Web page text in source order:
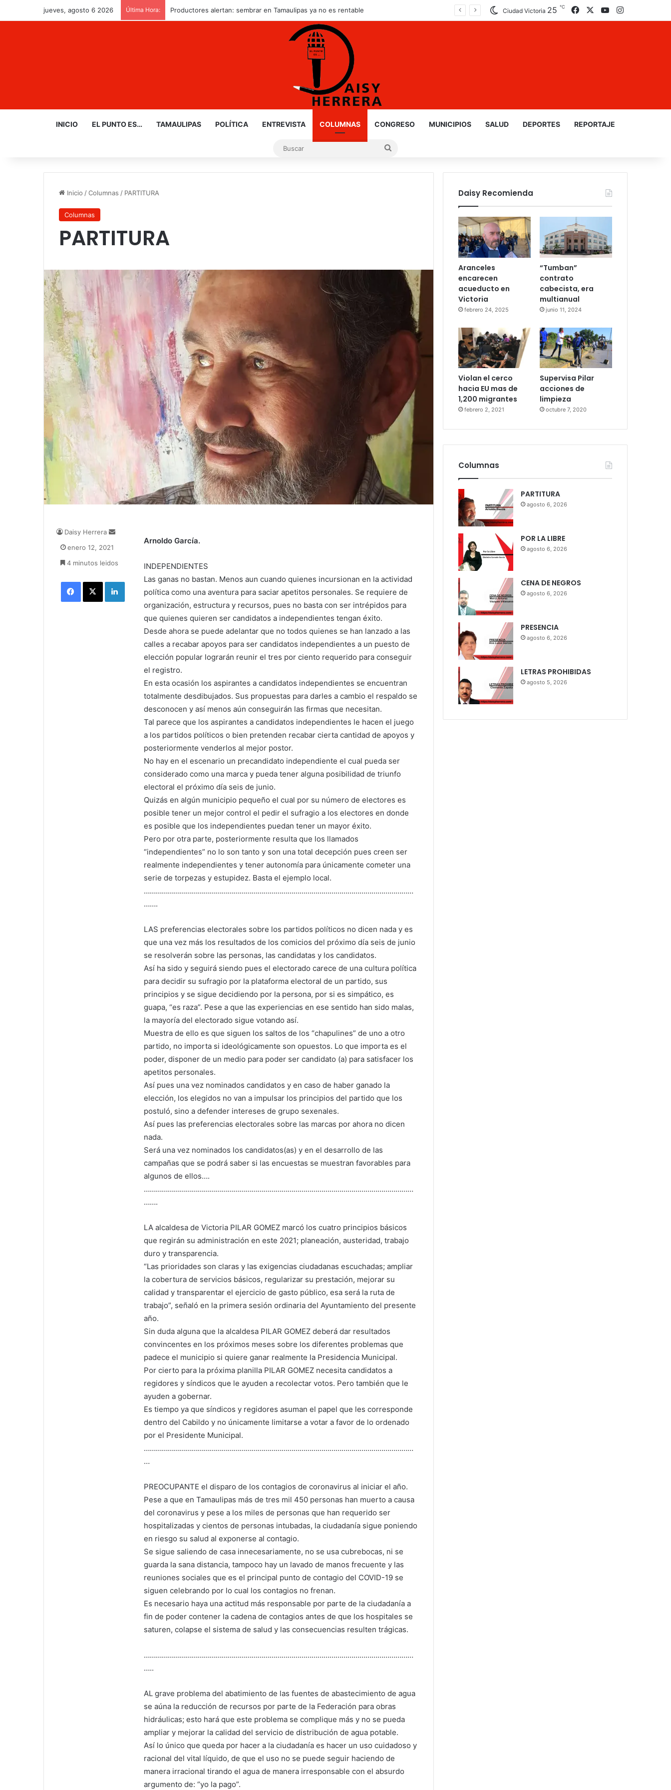
jueves, agosto 6 2026 Última Hora: Productores alertan: sembrar en Tamaulipas ya no es rentable Ciudad Victoria 25 ℃ Facebook YouTube
INICIO EL PUNTO ES… TAMAULIPAS POLÍTICA ENTREVISTA COLUMNAS CONGRESO MUNICIPIOS SALUD DEPORTES REPORTAJE
Inicio /Columnas / PARTITURA
Columnas
PARTITURA
Arnoldo García.
INDEPENDIENTES
Las ganas no bastan. Menos aun cuando quienes incursionan en la actividad
política como una aventura para saciar apetitos personales. Se requiere de
organización, estructura y recursos, pues no basta con ser intrépidos para
que quienes quieren ser candidatos a independientes tengan éxito.
Desde ahora se puede adelantar que no todos quienes se han lanzado a las
calles a recabar apoyos para ser candidatos independientes a un puesto de
elección popular lograrán reunir el tres por ciento requerido para conseguir
el registro.
En esta ocasión los aspirantes a candidatos independientes se encuentran
totalmente desdibujados. Sus propuestas para darles a cambio el respaldo se
desconocen y así menos aún conseguirán las firmas que necesitan.
Tal parece que los aspirantes a candidatos independientes le hacen el juego
a los partidos políticos o bien pretenden recabar cierta cantidad de apoyos y
posteriormente venderlos al mejor postor.
No hay en el escenario un precandidato independiente el cual pueda ser
considerado como una marca y pueda tener alguna posibilidad de triunfo
electoral el próximo día seis de junio.
Quizás en algún municipio pequeño el cual por su número de electores es
posible tener un mejor control el pedir el sufragio a los electores en donde
es posible que los independientes puedan tener un mayor éxito.
Pero por otra parte, posteriormente resulta que los llamados
“independientes” no lo son tanto y son una total decepción pues creen ser
realmente independientes y tener autonomía para únicamente cometer una
serie de torpezas y estupidez. Basta el ejemplo local.
………………………………………………………………………………………………………………………
…….
LAS preferencias electorales sobre los partidos políticos no dicen nada y es
que una vez más los resultados de los comicios del próximo día seis de junio
se resolverán sobre las personas, las candidatas y los candidatos.
Así ha sido y seguirá siendo pues el electorado carece de una cultura política
para decidir su sufragio por la plataforma electoral de un partido, sus
principios y se sigue decidiendo por la persona, por si es simpático, es
guapa, “es raza”. Pese a que las experiencias en ese sentido han sido malas,
la mayoría del electorado sigue votando así.
Muestra de ello es que siguen los saltos de los “chapulines” de uno a otro
partido, no importa si ideológicamente son opuestos. Lo que importa es el
poder, disponer de un medio para poder ser candidato (a) para satisfacer los
apetitos personales.
Así pues una vez nominados candidatos y en caso de haber ganado la
elección, los elegidos no van a impulsar los principios del partido que los
postuló, sino a defender intereses de grupo sexenales.
Así pues las preferencias electorales sobre las marcas por ahora no dicen
nada.
Será una vez nominados los candidatos(as) y en el desarrollo de las
campañas que se podrá saber si las encuestas se muestran favorables para
algunos de ellos….
………………………………………………………………………………………………………………………
…….
LA alcaldesa de Victoria PILAR GOMEZ marcó los cuatro principios básicos
que regirán su administración en este 2021; planeación, austeridad, trabajo
duro y transparencia.
“Las prioridades son claras y las exigencias ciudadanas escuchadas; ampliar
la cobertura de servicios básicos, regularizar su prestación, mejorar su
calidad y transparentar el ejercicio de gasto público, esa será la ruta de
trabajo”, señaló en la primera sesión ordinaria del Ayuntamiento del presente
año.
Sin duda alguna que la alcaldesa PILAR GOMEZ deberá dar resultados
convincentes en los próximos meses sobre los diferentes problemas que
padece el municipio si quiere ganar realmente la Presidencia Municipal.
Por cierto para la próxima planilla PILAR GOMEZ necesita candidatos a
regidores y síndicos que le ayuden a recolectar votos. Pero también que le
ayuden a gobernar.
Es tiempo ya que síndicos y regidores asuman el papel que les corresponde
dentro del Cabildo y no únicamente limitarse a votar a favor de lo ordenado
por el Presidente Municipal.
………………………………………………………………………………………………………………………
…
PREOCUPANTE el disparo de los contagios de coronavirus al iniciar el año.
Pese a que en Tamaulipas más de tres mil 450 personas han muerto a causa
del coronavirus y pese a los miles de personas que han requerido ser
hospitalizadas y cientos de personas intubadas, la ciudadanía sigue poniendo
en riesgo su salud al exponerse al contagio.
Se sigue saliendo de casa innecesariamente, no se usa cubrebocas, ni se
guarda la sana distancia, tampoco hay un lavado de manos frecuente y las
reuniones sociales que es el principal punto de contagio del COVID-19 se
siguen celebrando por lo cual los contagios no frenan.
Es necesario haya una actitud más responsable por parte de la ciudadanía a
fin de poder contener la cadena de contagios antes de que los hospitales se
saturen, colapse el sistema de salud y las consecuencias resulten trágicas.
………………………………………………………………………………………………………………………
…..
AL grave problema del abatimiento de las fuentes de abastecimiento de agua
se aúna la reducción de recursos por parte de la Federación para obras
hidráulicas; esto hará que este problema se complique más y no se pueda
ampliar y mejorar la calidad del servicio de distribución de agua potable.
Así lo único que queda por hacer a la ciudadanía es hacer un uso cuidadoso y
racional del vital líquido, de que el uso no se puede seguir haciendo de
manera irracional tirando el agua de manera irresponsable con el absurdo
argumento de: “yo la pago”.
Daisy Herrera
d
n
e
enero 12, 2021
4 minutos leidos
Facebook X LinkedIn
Daisy Recomienda
Aranceles
encarecen
acueducto en
Victoria
febrero 24, 2025
“Tumban”
contrato
cabecista, era
multianual
junio 11, 2024
Violan el cerco
hacia EU mas de
1,200 migrantes
febrero 2, 2021
Supervisa Pilar
acciones de
limpieza
octubre 7, 2020
Columnas
PARTITURA
agosto 6, 2026
POR LA LIBRE
agosto 6, 2026
CENA DE NEGROS
agosto 6, 2026
PRESENCIA
agosto 6, 2026
LETRAS PROHIBIDAS
agosto 5, 2026